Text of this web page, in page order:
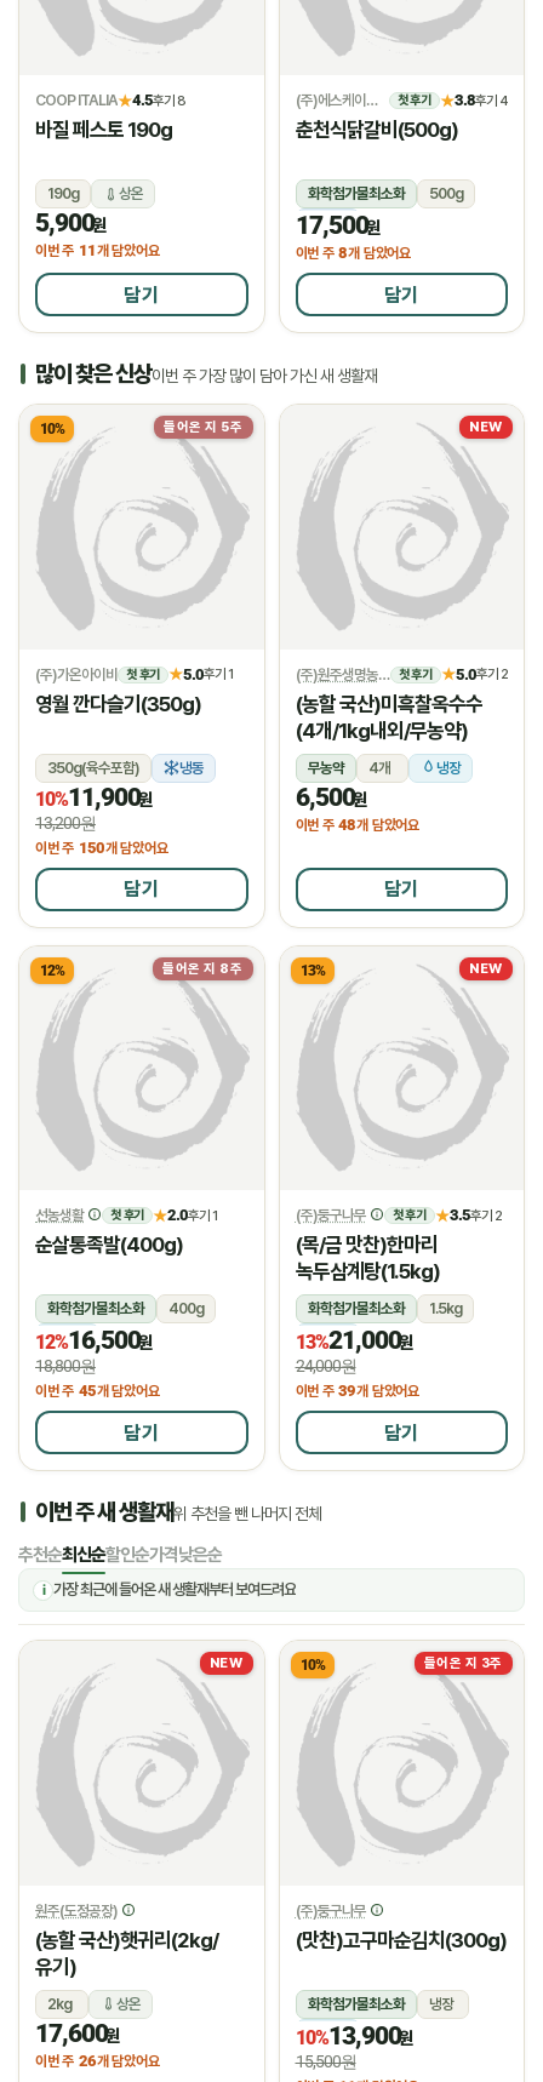
COOP ITALIA★4.5후기 8
바질 페스토 190g
190g 상온
5,900원
이번 주 11개 담았어요
담기
(주)에스케이위드 첫 후기 ★3.8후기 4
춘천식닭갈비(500g)
화학첨가물최소화
500g
냉동
17,500원
이번 주 8개 담았어요
담기
많이 찾은 신상이번 주 가장 많이 담아 가신 새 생활재
들어온 지 5주
10%
(주)가온아이비 첫 후기 ★5.0후기 1
영월 깐다슬기(350g)
350g(육수포함) 냉동
10%11,900원
13,200원
이번 주 150개 담았어요
담기
NEW
(주)원주생명농업 첫 후기 ★5.0후기 2
(농할 국산)미흑찰옥수수
(4개/1kg내외/무농약)
무농약 4개 냉장
6,500원
이번 주 48개 담았어요
담기
들어온 지 8주
12%
선농생활 첫 후기 ★2.0후기 1
순살통족발(400g)
화학첨가물최소화
400g
냉장
12%16,500원
18,800원
이번 주 45개 담았어요
담기
NEW
13%
(주)둥구나무 첫 후기 ★3.5후기 2
(목/금 맛찬)한마리
녹두삼계탕(1.5kg)
화학첨가물최소화
1.5kg
냉장
13%21,000원
24,000원
이번 주 39개 담았어요
담기
이번 주 새 생활재위 추천을 뺀 나머지 전체
추천순최신순할인순가격낮은순
i 가장 최근에 들어온 새 생활재부터 보여드려요
NEW
원주(도정공장)
(농할 국산)햇귀리(2kg/
유기)
2kg 상온
17,600원
이번 주 26개 담았어요
들어온 지 3주
10%
(주)둥구나무
(맛찬)고구마순김치(300g)
화학첨가물최소화
냉장
냉장
10%13,900원
15,500원